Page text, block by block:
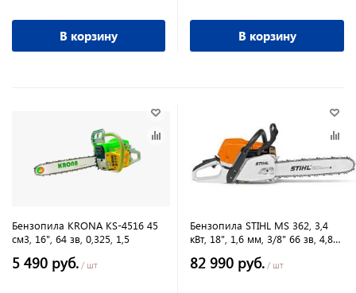
В корзину В корзину
Бензопила KRONA KS-4516 45
см3, 16", 64 зв, 0,325, 1,5
5 490 руб. / шт
Бензопила STIHL MS 362, 3,4
кВт, 18", 1,6 мм, 3/8" 66 зв, 4,8
82 990 руб. / шт